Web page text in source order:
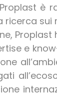
è
e